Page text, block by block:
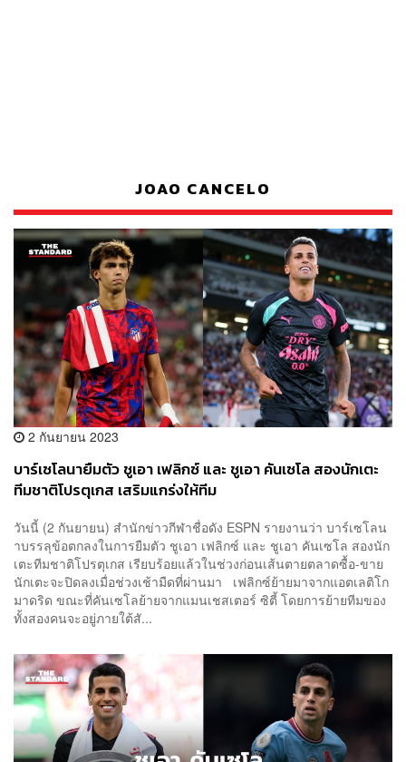
JOAO CANCELO
2 กันยายน 2023
บาร์เซโลนายืมตัว ชูเอา เฟลิกซ์ และ ชูเอา คันเซโล สองนักเตะ
ทีมชาติโปรตุเกส เสริมแกร่งให้ทีม
วันนี้ (2 กันยายน) สำนักข่าวกีฬาชื่อดัง ESPN รายงานว่า บาร์เซโลน
าบรรลุข้อตกลงในการยืมตัว ชูเอา เฟลิกซ์ และ ชูเอา คันเซโล สองนัก
เตะทีมชาติโปรตุเกส เรียบร้อยแล้วในช่วงก่อนเส้นตายตลาดซื้อ-ขาย
นักเตะจะปิดลงเมื่อช่วงเช้ามืดที่ผ่านมา เฟลิกซ์ย้ายมาจากแอตเลติโก
มาดริด ขณะที่คันเซโลย้ายจากแมนเชสเตอร์ ซิตี้ โดยการย้ายทีมของ
ทั้งสองคนจะอยู่ภายใต้สั...